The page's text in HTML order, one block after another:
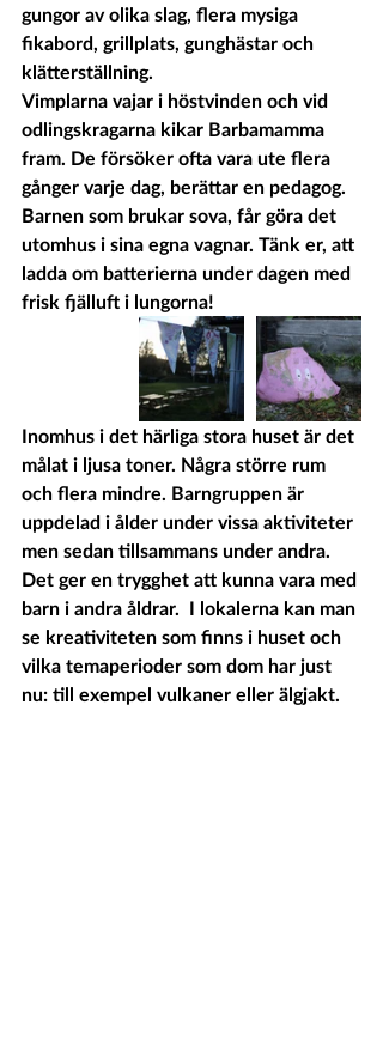
gungor av olika slag, flera mysiga
fikabord, grillplats, gunghästar och
klätterställning.
Vimplarna vajar i höstvinden och vid
odlingskragarna kikar Barbamamma
fram. De försöker ofta vara ute flera
gånger varje dag, berättar en pedagog.
Barnen som brukar sova, får göra det
utomhus i sina egna vagnar. Tänk er, att
ladda om batterierna under dagen med
frisk fjälluft i lungorna!
Inomhus i det härliga stora huset är det
målat i ljusa toner. Några större rum
och flera mindre. Barngruppen är
uppdelad i ålder under vissa aktiviteter
men sedan tillsammans under andra.
Det ger en trygghet att kunna vara med
barn i andra åldrar.  I lokalerna kan man
se kreativiteten som finns i huset och
vilka temaperioder som dom har just
nu: till exempel vulkaner eller älgjakt.